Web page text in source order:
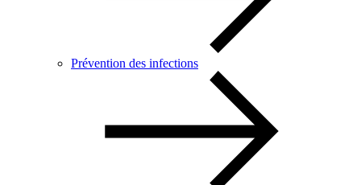
Prévention des infections